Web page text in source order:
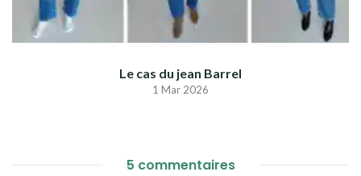
Le cas du jean Barrel
1 Mar 2026
5 commentaires